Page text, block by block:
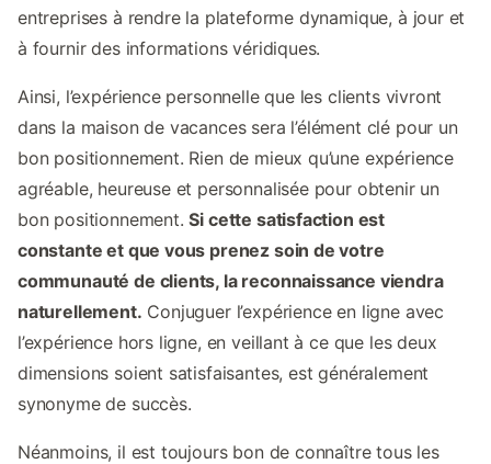
entreprises à rendre la plateforme dynamique, à jour et
à fournir des informations véridiques.
Ainsi, l’expérience personnelle que les clients vivront
dans la maison de vacances sera l’élément clé pour un
bon positionnement. Rien de mieux qu’une expérience
agréable, heureuse et personnalisée pour obtenir un
bon positionnement.Si cette satisfaction est
constante et que vous prenez soin de votre
communauté de clients, la reconnaissance viendra
naturellement. Conjuguer l’expérience en ligne avec
l’expérience hors ligne, en veillant à ce que les deux
dimensions soient satisfaisantes, est généralement
synonyme de succès.
Néanmoins, il est toujours bon de connaître tous les